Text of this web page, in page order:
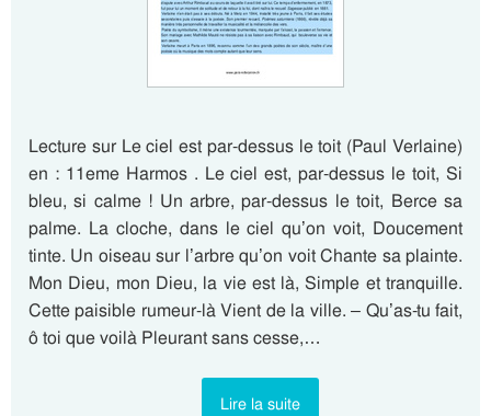
Lecture sur Le ciel est par-dessus le toit (Paul Verlaine)
en : 11eme Harmos . Le ciel est, par-dessus le toit, Si
bleu, si calme ! Un arbre, par-dessus le toit, Berce sa
palme. La cloche, dans le ciel qu’on voit, Doucement
tinte. Un oiseau sur l’arbre qu’on voit Chante sa plainte.
Mon Dieu, mon Dieu, la vie est là, Simple et tranquille.
Cette paisible rumeur-là Vient de la ville. – Qu’as-tu fait,
ô toi que voilà Pleurant sans cesse,…
Lire la suite